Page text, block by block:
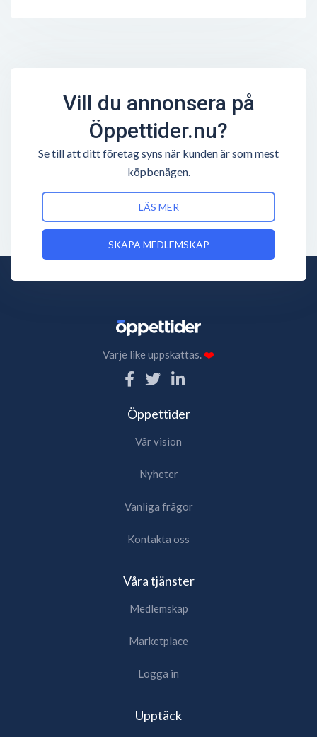
Vill du annonsera på
Öppettider.nu?
Se till att ditt företag syns när kunden är som mest
köpbenägen.
LÄS MER
SKAPA MEDLEMSKAP
Varje like uppskattas.❤️
Öppettider
Vår vision
Nyheter
Vanliga frågor
Kontakta oss
Våra tjänster
Medlemskap
Marketplace
Logga in
Upptäck